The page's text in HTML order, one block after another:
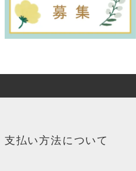
支払い方法について